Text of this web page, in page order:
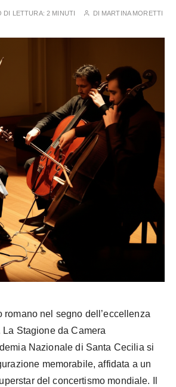
DI LETTURA:2 MINUTI DI MARTINA MORETTI
romano nel segno dell’eccellenza
La Stagione da Camera
Nazionale di Santa Cecilia si
memorabile, affidata a un
del concertismo mondiale. Il